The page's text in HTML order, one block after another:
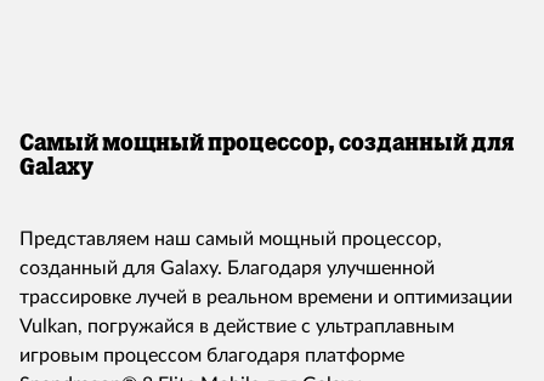
Самый мощный процессор, созданный для
Galaxy
Представляем наш самый мощный процессор,
созданный для Galaxy. Благодаря улучшенной
трассировке лучей в реальном времени и оптимизации
Vulkan, погружайся в действие с ультраплавным
игровым процессом благодаря платформе